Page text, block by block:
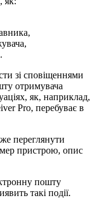
зі сповіщеннями
отримувача
як, наприклад,
Pro, перебуває в
переглянути
пристрою, опис
пошту
такі події.